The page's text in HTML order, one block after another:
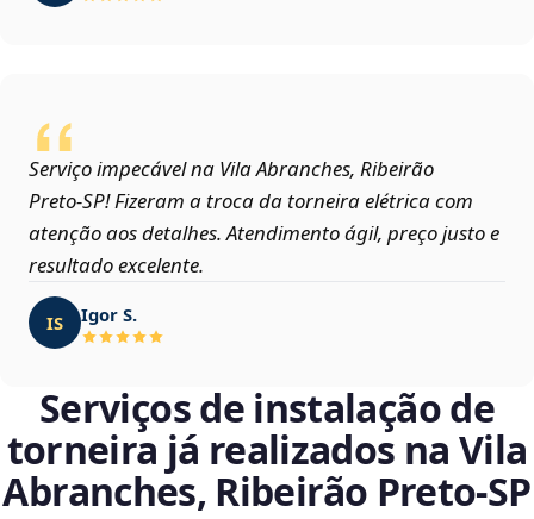
Serviço impecável na Vila Abranches, Ribeirão
Preto‑SP! Fizeram a troca da torneira elétrica com
atenção aos detalhes. Atendimento ágil, preço justo e
resultado excelente.
IS Igor S.
Serviços de instalação de
torneira já realizados na Vila
Abranches, Ribeirão Preto‑SP